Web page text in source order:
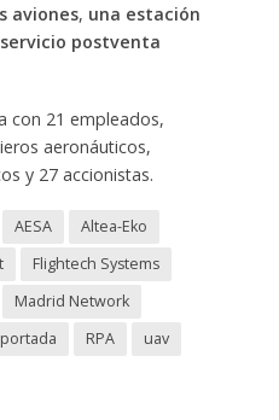
aviones, una estación
servicio postventa
con 21 empleados,
aeronáuticos,
y 27 accionistas.
AESA
Altea-Eko
Flightech Systems
Madrid Network
portada RPA
uav